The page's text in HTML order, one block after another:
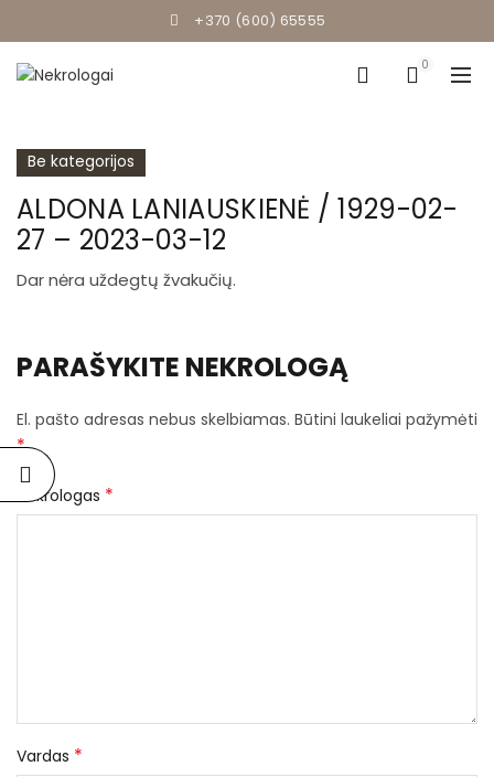
+370 (600) 65555
0
Be kategorijos
ALDONA LANIAUSKIENĖ / 1929-02-
27 – 2023-03-12
Dar nėra uždegtų žvakučių.
PARAŠYKITE NEKROLOGĄ
El. pašto adresas nebus skelbiamas. Būtini laukeliai pažymėti
*
Nekrologas *
Vardas *